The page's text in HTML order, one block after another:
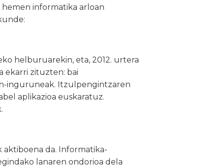
hemen informatika arloan
helburuarekin, eta, 2012. urtera
ekarri zituzten: bai
inguruneak. Itzulpengintzaren
aplikazioa euskaratuz.
da. Informatika-
lanaren ondorioa dela